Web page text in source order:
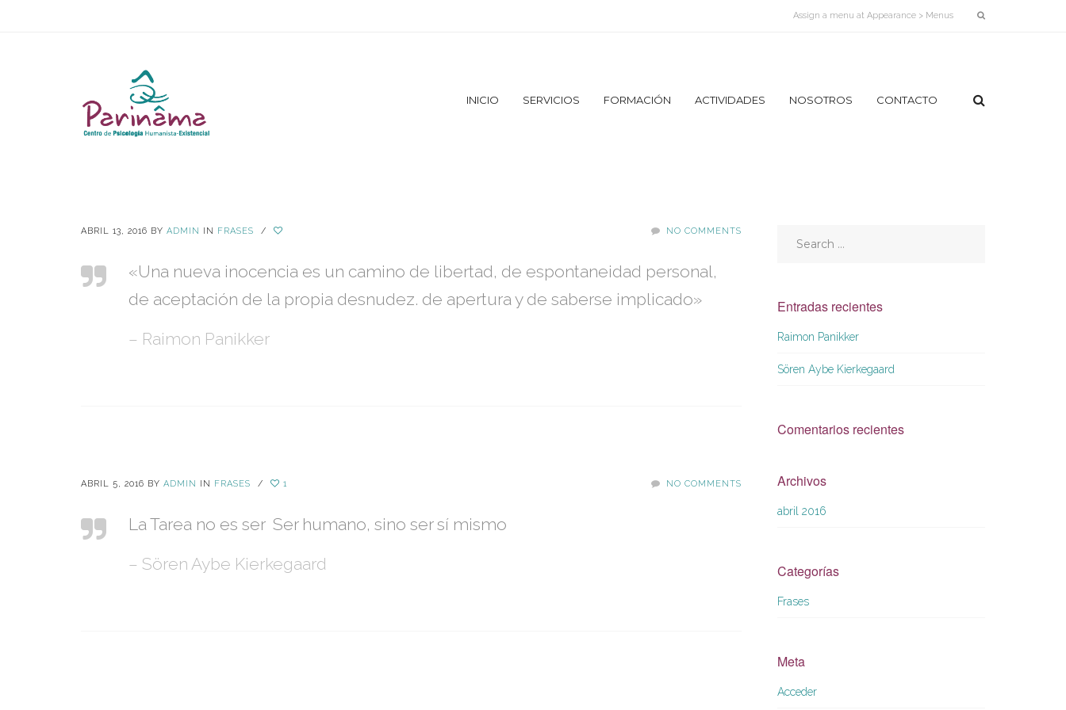
Assign a menu at Appearance > Menus
INICIO SERVICIOS FORMACIÓN ACTIVIDADES NOSOTROS
NUESTRA
IMAGEN
EQUIPO
CONTACTO
ABRIL 13, 2016 BY ADMIN IN FRASES / NO COMMENTS
«Una nueva inocencia es un camino de libertad, de espontaneidad personal,
de aceptación de la propia desnudez. de apertura y de saberse implicado»
– Raimon Panikker
ABRIL 5, 2016 BY ADMIN IN FRASES / 1 NO COMMENTS
La Tarea no es ser Ser humano, sino ser sí mismo
– Sören Aybe Kierkegaard
Entradas recientes
Raimon Panikker
Sören Aybe Kierkegaard
Comentarios recientes
Archivos
abril 2016
Categorías
Frases
Meta
Acceder